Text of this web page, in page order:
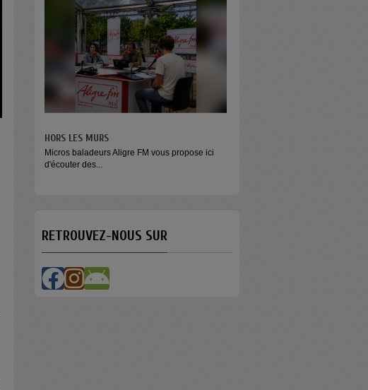
HORS LES MURS
Micros baladeurs Aligre FM vous propose ici
d'écouter des...
RETROUVEZ-NOUS SUR